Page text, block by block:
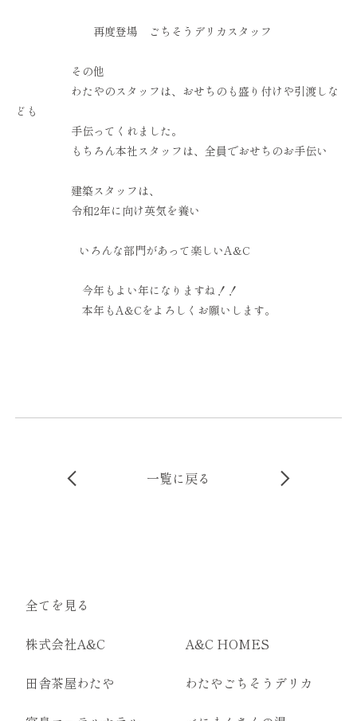
再度登場 ごちそうデリカスタッフ
その他
わたやのスタッフは、おせちのも盛り付けや引渡しな
ども
手伝ってくれました。
もちろん本社スタッフは、全員でおせちのお手伝い
建築スタッフは、
令和2年に向け英気を養い
いろんな部門があって楽しいA&C
今年もよい年になりますね！！
本年もA&Cをよろしくお願いします。
一覧に戻る
全てを見る
株式会社A&C A&C HOMES
田舎茶屋わたや わたやごちそうデリカ